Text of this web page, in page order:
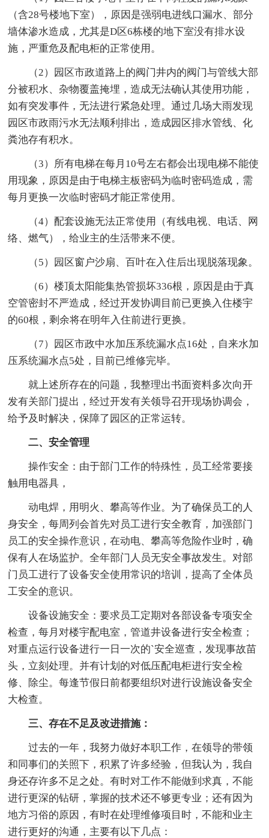
（含28号楼地下室），原因是强弱电进线口漏水、部分
墙体渗水造成，尤其是D区6栋楼的地下室没有排水设
施，严重危及配电柜的正常使用。
（2）园区市政道路上的阀门井内的阀门与管线大部
分被积水、杂物覆盖掩埋，造成无法确认其使用功能，
如有突发事件，无法进行紧急处理。通过几场大雨发现
园区市政雨污水无法顺利排出，造成园区排水管线、化
粪池存有积水。
（3）所有电梯在每月10号左右都会出现电梯不能使
用现象，原因是由于电梯主板密码为临时密码造成，需
每月更换一次临时密码才能正常使用。
（4）配套设施无法正常使用（有线电视、电话、网
络、燃气），给业主的生活带来不便。
（5）园区窗户沙扇、百叶在入住后出现脱落现象。
（6）楼顶太阳能集热管损坏336根，原因是由于真
空管密封不严造成，经过开发协调目前已更换入住楼宇
的60根，剩余将在明年入住前进行更换。
（7）园区市政中水加压系统漏水点16处，自来水加
压系统漏水点5处，目前已维修完毕。
就上述所存在的问题，我整理出书面资料多次向开
发有关部门提出，经过开发有关领导召开现场协调会，
给予及时解决，保障了园区的正常运转。
二、安全管理
操作安全：由于部门工作的特殊性，员工经常要接
触用电器具，
动电焊，用明火、攀高等作业。为了确保员工的人
身安全，每周列会首先对员工进行安全教育，加强部门
员工的安全操作意识，在动电、攀高等危险作业时，确
保有人在场监护。全年部门人员无安全事故发生。对部
门员工进行了设备安全使用常识的培训，提高了全体员
工安全的意识。
设备设施安全：要求员工定期对各部设备专项安全
检查，每月对楼宇配电室，管道井设备进行安全检查；
对重点运行设备进行一日一次的`安全巡查，发现事故苗
头，立刻处理。并有计划的对低压配电柜进行安全检
修、除尘。每逢节假日前都要组织对进行设施设备安全
大检查。
三、存在不足及改进措施：
过去的一年，我努力做好本职工作，在领导的带领
和同事们的关照下，积累了许多经验，但我认为，我自
身还存许多不足之处。有时对工作不能做到求真，不能
进行更深的钻研，掌握的技术还不够更专业；还有因为
地方习俗的原因，有时在处理维修项目时，不能和业主
进行更好的沟通，主要有以下几点：